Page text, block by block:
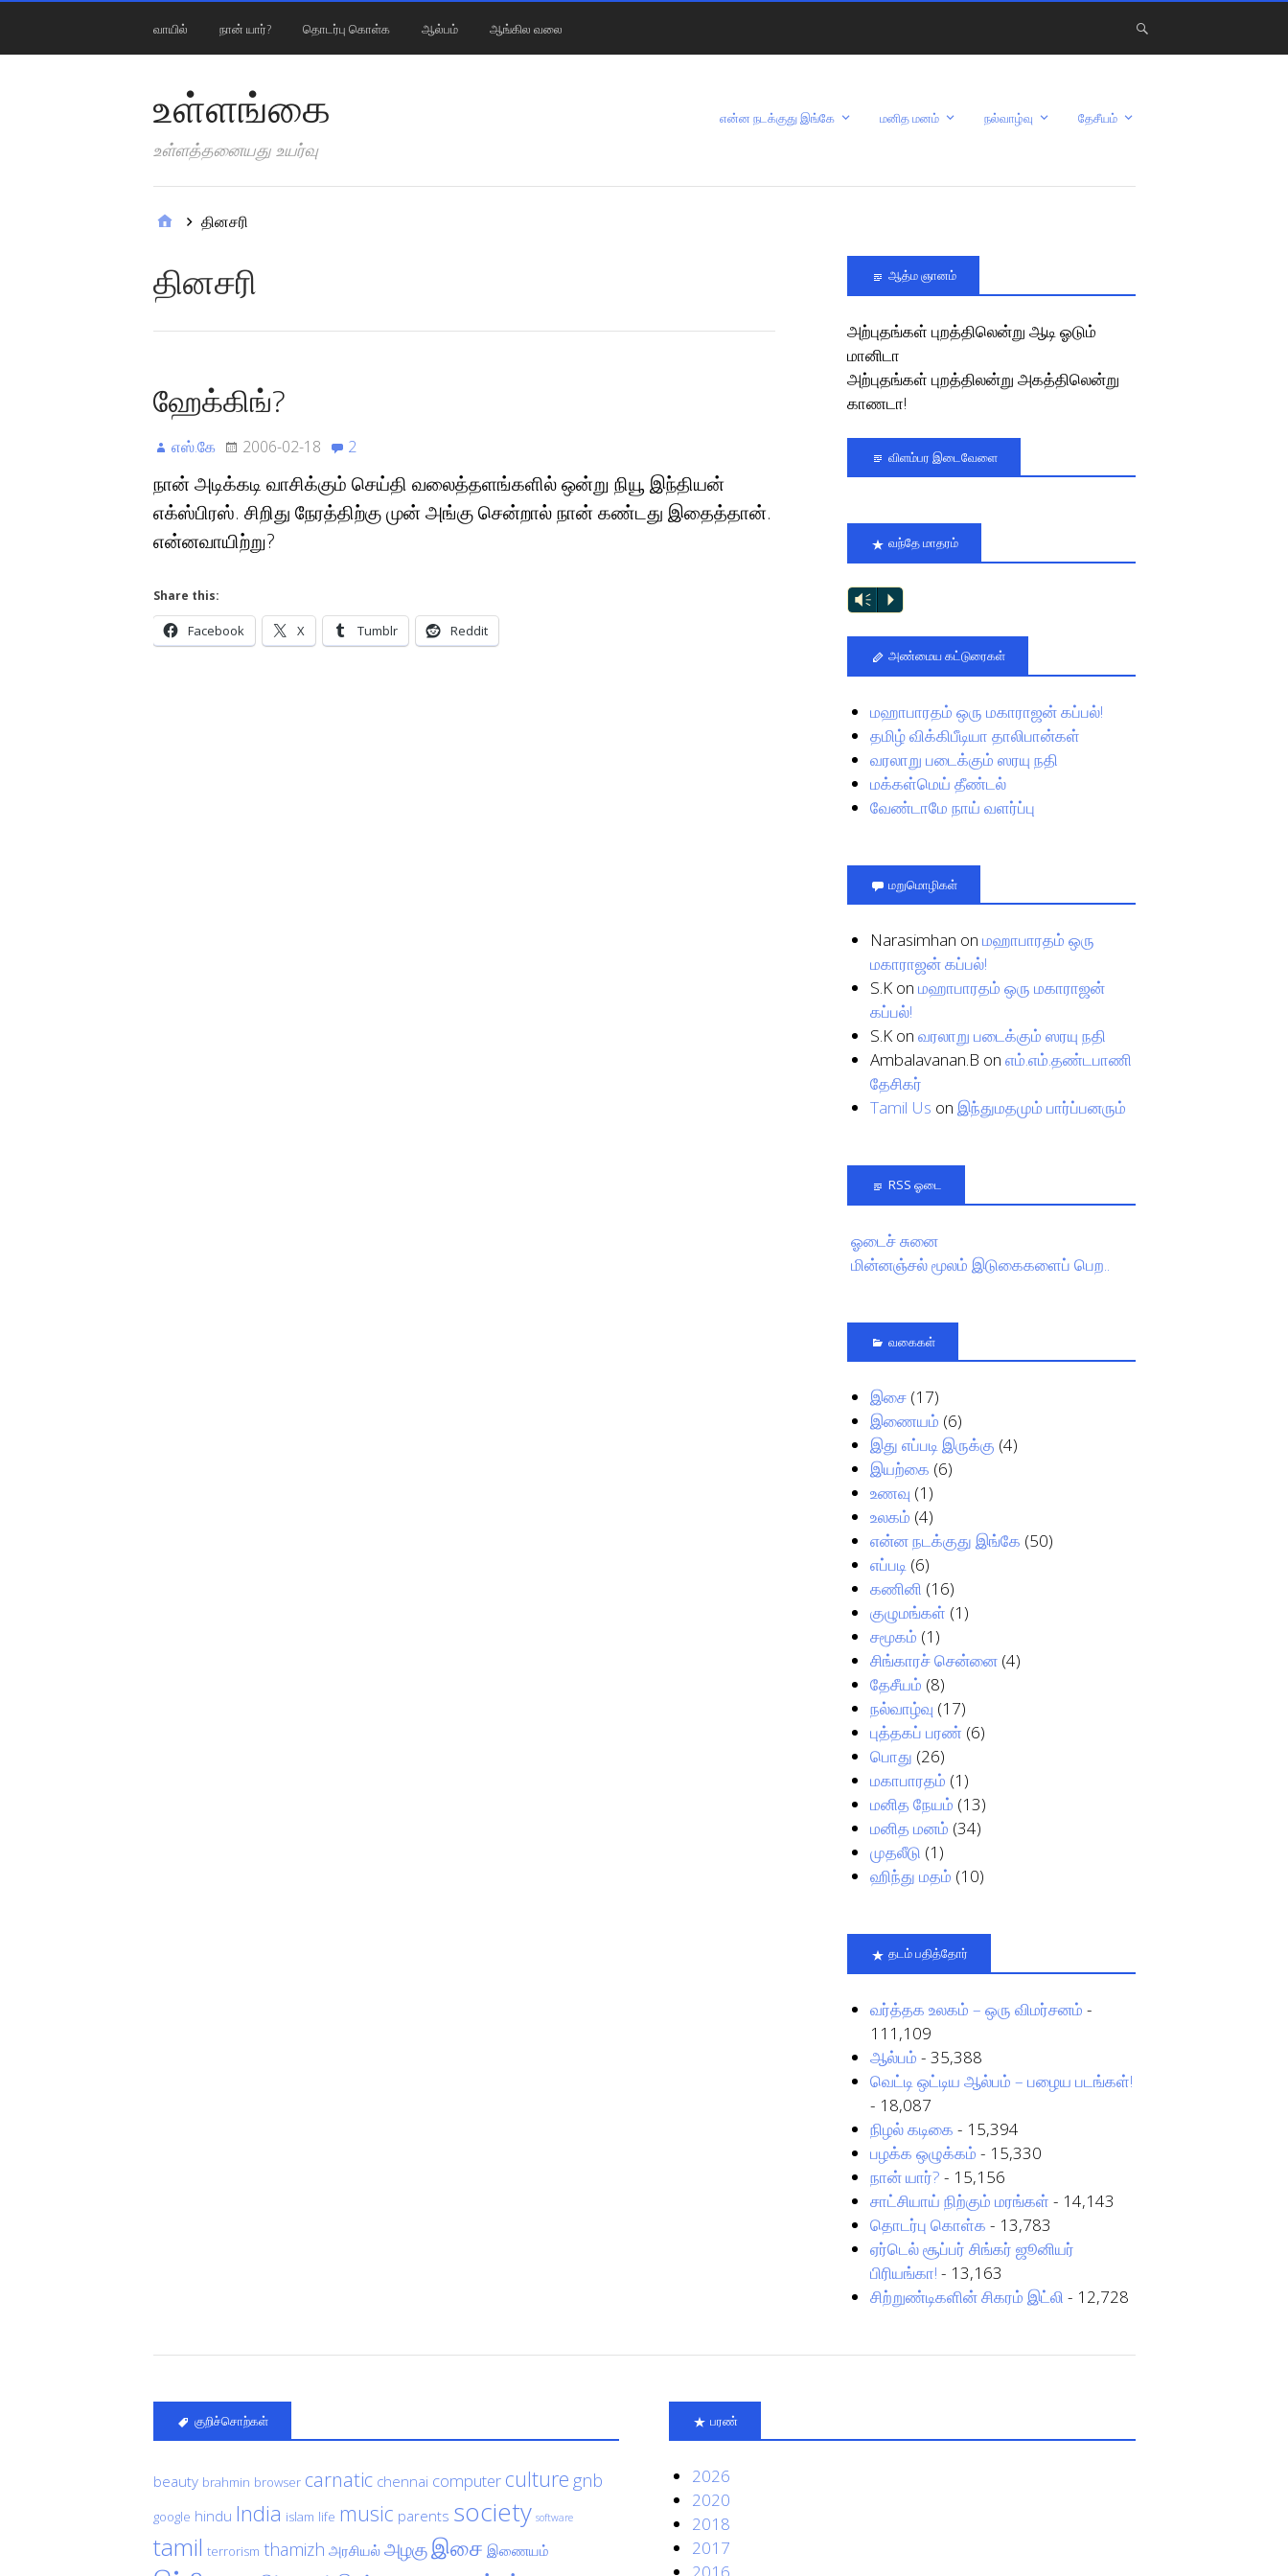
வாயில் நான் யார்? தொடர்பு கொள்க ஆல்பம் ஆங்கில வலை
உள்ளங்கை
உள்ளத்தனையது உயர்வு
என்ன நடக்குது இங்கே மனித மனம் நல்வாழ்வு தேசீயம்
தினசரி
தினசரி
ஹேக்கிங்?
எஸ்.கே 2006-02-18 2
நான் அடிக்கடி வாசிக்கும் செய்தி வலைத்தளங்களில் ஒன்று நியூ இந்தியன்
எக்ஸ்பிரஸ். சிறிது நேரத்திற்கு முன் அங்கு சென்றால் நான் கண்டது இதைத்தான்.
என்னவாயிற்று?
Share this:
Facebook X Tumblr Reddit
ஆத்ம ஞானம்
அற்புதங்கள் புறத்திலென்று ஆடி ஓடும்
மானிடா
அற்புதங்கள் புறத்திலன்று அகத்திலென்று
காணடா!
விளம்பர இடைவேளை
வந்தே மாதரம்
Vm P
அண்மைய கட்டுரைகள்
மஹாபாரதம் ஒரு மகாராஜன் கப்பல்!
தமிழ் விக்கிபீடியா தாலிபான்கள்
வரலாறு படைக்கும் ஸரயு நதி
மக்கள்மெய் தீண்டல்
வேண்டாமே நாய் வளர்ப்பு
மறுமொழிகள்
Narasimhan onமஹாபாரதம் ஒரு
மகாராஜன் கப்பல்!
S.K onமஹாபாரதம் ஒரு மகாராஜன்
கப்பல்!
S.K onவரலாறு படைக்கும் ஸரயு நதி
Ambalavanan.B onஎம்.எம்.தண்டபாணி
தேசிகர்
Tamil Us onஇந்துமதமும் பார்ப்பனரும்
RSS ஓடை
ஓடைச் சுனை
மின்னஞ்சல் மூலம் இடுகைகளைப் பெற..
வகைகள்
இசை (17)
இணையம் (6)
இது எப்படி இருக்கு (4)
இயற்கை (6)
உணவு (1)
உலகம் (4)
என்ன நடக்குது இங்கே (50)
எப்படி (6)
கணினி (16)
குழுமங்கள் (1)
சமூகம் (1)
சிங்காரச் சென்னை (4)
தேசீயம் (8)
நல்வாழ்வு (17)
புத்தகப் பரண் (6)
பொது (26)
மகாபாரதம் (1)
மனித நேயம் (13)
மனித மனம் (34)
முதலீடு (1)
ஹிந்து மதம் (10)
தடம் பதித்தோர்
வர்த்தக உலகம் – ஒரு விமர்சனம் -
111,109
ஆல்பம் - 35,388
வெட்டி ஒட்டிய ஆல்பம் – பழைய படங்கள்!
- 18,087
நிழல் கடிகை - 15,394
பழக்க ஒழுக்கம் - 15,330
நான் யார்? - 15,156
சாட்சியாய் நிற்கும் மரங்கள் - 14,143
தொடர்பு கொள்க - 13,783
ஏர்டெல் சூப்பர் சிங்கர் ஜூனியர்
பிரியங்கா! - 13,163
சிற்றுண்டிகளின் சிகரம் இட்லி - 12,728
குறிச்சொற்கள்
beauty brahmin browser carnatic chennai computer culture gnb
google hindu India islam life music parents society software
tamil terrorism thamizh அரசியல் அழகுஇசை இணையம்
பரண்
2026
2020
2018
2017